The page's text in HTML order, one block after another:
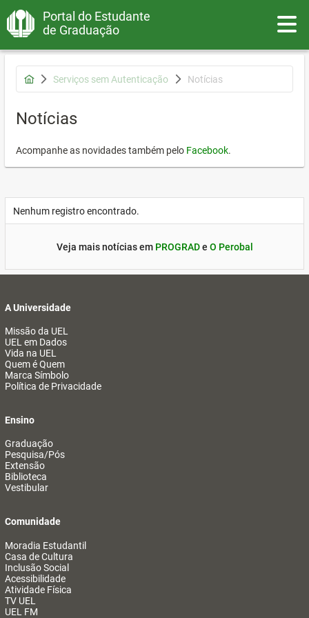
Portal do Estudante
de Graduação
Serviços sem Autenticação Notícias
Notícias
Acompanhe as novidades também pelo Facebook.
Nenhum registro encontrado.
Veja mais notícias em PROGRADe O Perobal
A Universidade
Missão da UEL
UEL em Dados
Vida na UEL
Quem é Quem
Marca Símbolo
Política de Privacidade
Ensino
Graduação
Pesquisa/Pós
Extensão
Biblioteca
Vestibular
Comunidade
Moradia Estudantil
Casa de Cultura
Inclusão Social
Acessibilidade
Atividade Física
TV UEL
UEL FM